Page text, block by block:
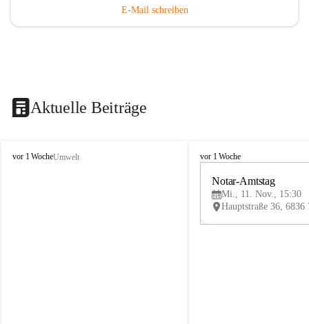
E-Mail schreiben
Aktuelle Beiträge
V
vor 1 WocheUmwelt
V
vor 1 Woche
Notar-Amtstag
Mi., 11. Nov., 15:30